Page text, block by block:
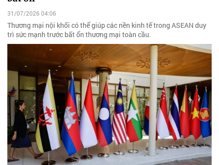
31/07/2026 04:06
Thương mại nội khối có thể giúp các nền kinh tế trong ASEAN duy
trì sức mạnh trước bất ổn thương mại toàn cầu.